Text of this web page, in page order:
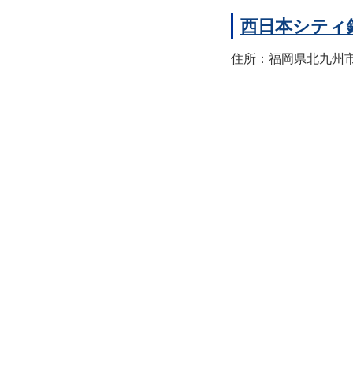
西日本シティ
住所：福岡県北九州